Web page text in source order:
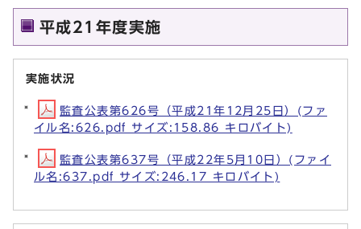
平成21年度実施
実施状況
監査公表第626号（平成21年12月25日）(ファ
イル名:626.pdf サイズ:158.86 キロバイト)
監査公表第637号（平成22年5月10日）(ファイ
ル名:637.pdf サイズ:246.17 キロバイト)